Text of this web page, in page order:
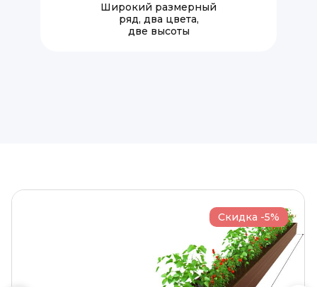
Широкий размерный
ряд, два цвета,
две высоты
Скидка -5%